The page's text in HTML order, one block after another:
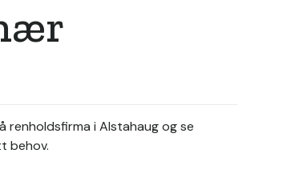
renholdsfirma i Alstahaug og se
behov.